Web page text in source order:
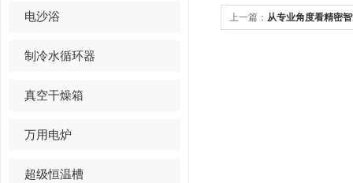
电沙浴
制冷水循环器
真空干燥箱
万用电炉
超级恒温槽
上一篇： 从专业角度看精密